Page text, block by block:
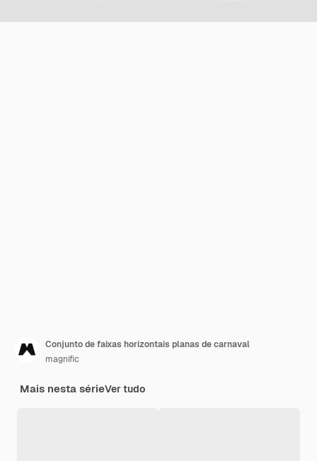
Conjunto de faixas horizontais planas de carnaval
magnific
Mais nesta sérieVer tudo